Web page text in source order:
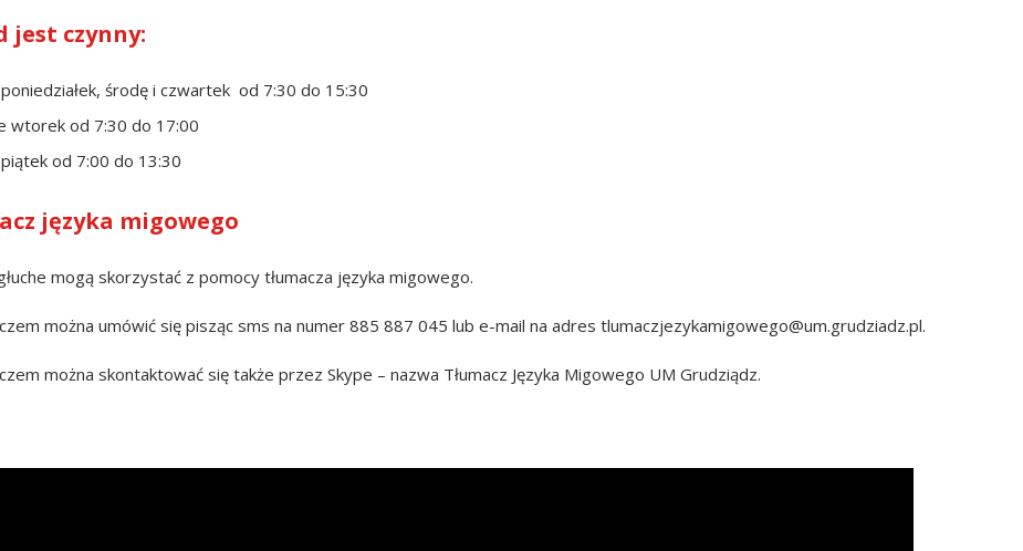
jest czynny:
środę i czwartek od 7:30 do 15:30
od 7:30 do 17:00
od 7:00 do 13:30
języka migowego
mogą skorzystać z pomocy tłumacza języka migowego.
można umówić się pisząc sms na numer 885 887 045 lub e-mail na adres tlumaczjezykamigowego@um.grudziadz.pl.
można skontaktować się także przez Skype – nazwa Tłumacz Języka Migowego UM Grudziądz.